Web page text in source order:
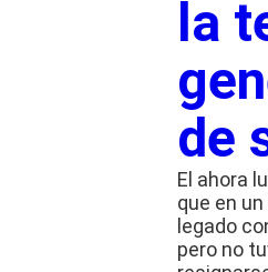
la
de
El ahora
que en
legado
pero no